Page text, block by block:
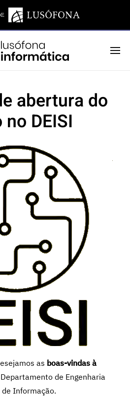
abertura do
DEISI
as boas-vindas à
de Engenharia
Informação.